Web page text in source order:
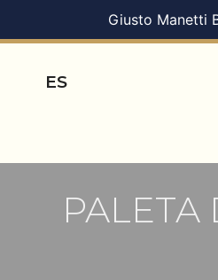
Giusto Manetti
ES
PALETA